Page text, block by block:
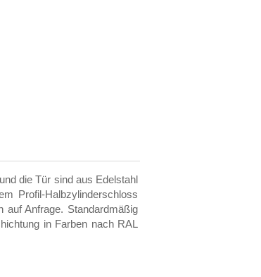
die Tür sind aus Edelstahl
Profil-Halbzylinderschloss
auf Anfrage. Standardmäßig
in Farben nach RAL